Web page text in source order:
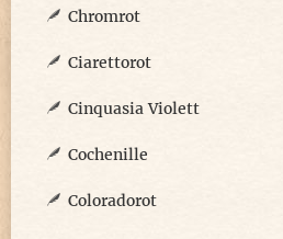
Chromrot
Ciarettorot
Cinquasia Violett
Cochenille
Coloradorot